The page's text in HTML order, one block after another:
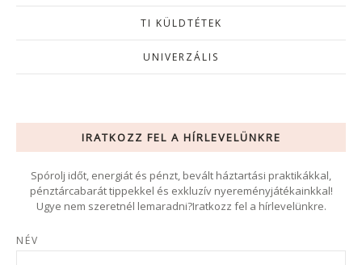
TI KÜLDTÉTEK
UNIVERZÁLIS
IRATKOZZ FEL A HÍRLEVELÜNKRE
Spórolj időt, energiát és pénzt, bevált háztartási praktikákkal,
pénztárcabarát tippekkel és exkluzív nyereményjátékainkkal!
Ugye nem szeretnél lemaradni?Iratkozz fel a hírlevelünkre.
NÉV